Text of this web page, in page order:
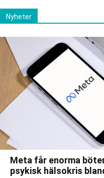
Nyheter
Meta får enorma
psykisk hälsokris